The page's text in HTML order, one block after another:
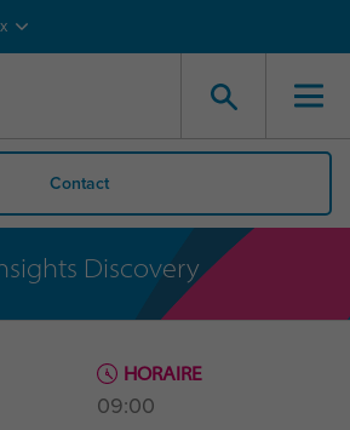
Contact
Discovery
HORAIRE
09:00